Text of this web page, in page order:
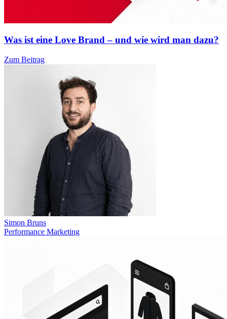
Was ist eine Love Brand – und wie wird man dazu?
Zum Beitrag
Simon Bruns
Performance Marketing